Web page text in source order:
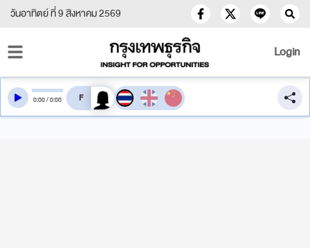
วันอาทิตย์ ที่ 9 สิงหาคม 2569
Login
0:00/0:00 สลับเสียงอ่าน